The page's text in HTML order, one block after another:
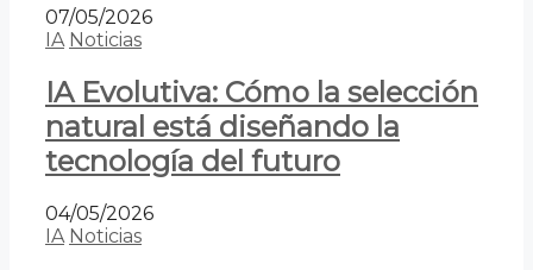
07/05/2026
IA Noticias
IA Evolutiva: Cómo la selección
natural está diseñando la
tecnología del futuro
04/05/2026
IA Noticias